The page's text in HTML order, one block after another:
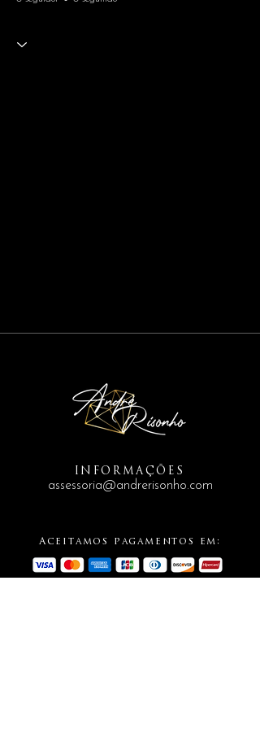
assessoria@andrerisonho.com
INFORMAÇÕES
Aceitamos pagamentos em: